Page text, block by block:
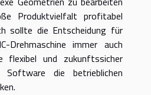
Produktvielfalt profitabel
sollte die Entscheidung für
Drehmaschine immer auch
flexibel und zukunftssicher
Software die betrieblichen